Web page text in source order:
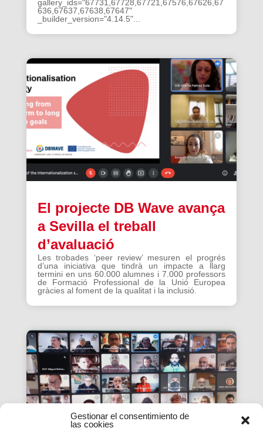
Gestionar el consentimiento de
las cookies
gallery_ids="67731,67728,67721,67576,67626,67
636,67637,67638,67647"
_builder_version="4.14.5"...
El projecte DB Wave avança
a Sevilla el treball
d’avaluació
Les trobades ‘peer review’ mesuren el progrés
d’una iniciativa que tindrà un impacte a llarg
termini en uns 60.000 alumnes i 7.000 professors
de Formació Professional de la Unió Europea
gràcies al foment de la qualitat i la inclusió.